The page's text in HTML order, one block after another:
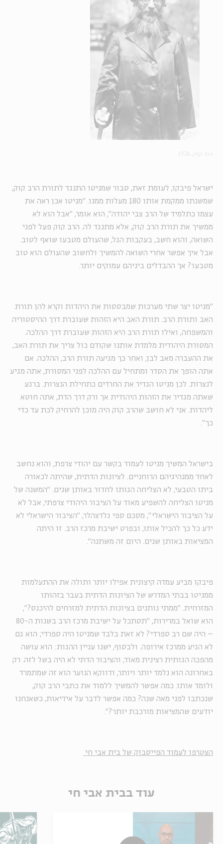
ישראל פיבקו, לעומת זאת, סבור שמניטו התנגד לתורת הרב קוק,
שמשנתו ממקמת אותו 180 מעלות ממנו. "מניטו אכן ראה את
עצמו כתלמיד של הרב צבי יהודה", הוא אומר, "אבל הוא לא
ממשיך את תורת הרב קוק, אלא מתנגד לה. הרב קוק פעל לפני
השואה, והוא חשב, בעקבות הגל, שהעולם מטבעו שואף לטוב.
אבל איך אפשר אחרי השואה להמשיך ולחשוב שהעולם הוא טוב
מטבעו? אך ההבדלים ביניהם עמוקים יותר.
"מניטו יצר שתי מערכות שמבססות את היהדות וקרא להן תורת
האב ותורת הרב. תורת האב היא הזהות שעוברת דרך ההיסטוריה
והמשפחה, ואילו תורת הרב היא הזהות שעוברת דרך ההלכה.
המסורת היהודית מלמדת אותנו שקודם כול צריך את תורת האב,
את ההעברה מאב לבן, ואחר כך מגיעה תורת הרב, ההלכה. אם
אתה הופך את הסדר ומתחיל עם ההלכה לפני המסורת, אתה מגיע
לנצרות. לכן מניטו הגדיר את החרדים כתחילת הנצרות. ברגע
שאתה מגדיר את הזהות היהודית אך ורק דרך הדת, אתה חוטא
ליהדות. אני לא חושב שהרב קוק היה מוכן להרחיק לכת עד כדי
כך".
בישראל המשיך מניטו לעמוד בקשר עם יהודי צרפת, והוא נחשב
לאחד ממנהיגיהם הרוחניים. לציונות הדתית, שהיתה לכאורה
ביתו הטבעי, לא הצליחה הגותו לחדור באותן שנים. "המשנה של
מניטו הצליחה להשפיע מאוד על הציבור היהודי צרפתי, אבל לא
על הציבור הישראלי", מסכם ספי גלדצהלר, "הציבור הישראלי לא
ידע כל כך להכיל אותו, ובפרט ישיבת מרכז הרב. זו היתה
המציאות באותן שנים. היום זה משתנה".
פיבקו מביע עמדה קיצונית אפילו יותר ותולה את ההתעלמות
ממניטו בבתי המדרש של הציונות הדתית בעבר בזהותו
המזרחית. "ממתי נותנים בציונות הדתית למזרחים להיכנס?",
הוא שואל במרירות, "תסתכל על ישיבת מרכז הרב בשנות ה-80
– היה שם רב ספרדי? לא זאת בלבד שמניטו היה ספרדי; הוא גם
לא הגיע ממרכז אירופה. ולבסוף, ישנו עניין ההגות: הוא עושה
מהפכה הגותית רצינית מאוד, והציבור הדתי לא היה בשל לזה. רק
באחרונה הוא נלמד יותר ויותר, ודווקא הנוער הוא זה שמתמרד
ולומד אותו. כמה אפשר להמשיך ללמוד את כתבי הרב קוק,
שנכתבו לפני מאה שנה? כמה אפשר לדבר על אידיאות, כשאנחנו
יודעים שהמציאות מורכבת יותר?".
הצטרפו לעמוד הפייסבוק של בית אבי חי
עוד בבית אבי חי